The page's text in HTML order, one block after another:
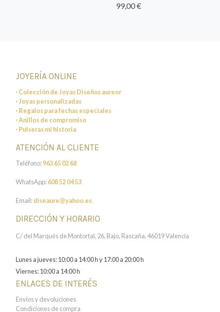
99,00 €
JOYERÍA ONLINE
· Colección de Joyas Diseños aureor
· Joyas personalizadas
· Regalos para fechas especiales
· Anillos de compromiso
· Pulseras mi historia
ATENCIÓN AL CLIENTE
Teléfono:963 65 02 68
WhatsApp:608 52 04 53
Email:diseaure@yahoo.es
DIRECCIÓN Y HORARIO
C/ del Marqués de Montortal, 26, Bajo, Rascaña, 46019 Valencia
Lunes a jueves: 10:00 a 14:00 h y 17:00 a 20:00 h
Viernes: 10:00 a 14:00 h
ENLACES DE INTERÉS
Envíos y devoluciones
Condiciones de compra